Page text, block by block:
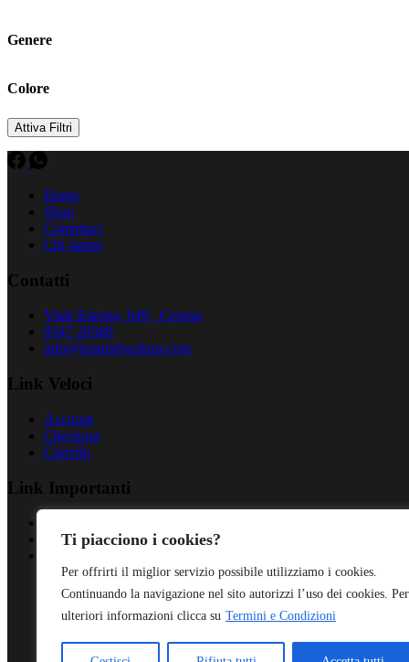
Ti piacciono i cookies?
Per offrirti il miglior servizio possibile utilizziamo i cookies.
Continuando la navigazione nel sito autorizzi l’uso dei cookies. Per
ulteriori informazioni clicca su Termini e Condizioni
Genere
Colore
Attiva Filtri
Home
Shop
Contattaci
Chi siamo
Contatti
Viale Europa, 649 , Cesena
0547 20580
info@tennisliveshop.com
Link Veloci
Account
Checkout
Carrello
Link Importanti
Cookies Policy